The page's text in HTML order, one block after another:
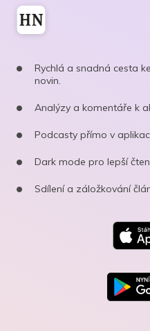
Rychlá a snadná cesta
novin.
Analýzy a komentáře k
Podcasty přímo v
Dark mode pro lepší
Sdílení a záložkování